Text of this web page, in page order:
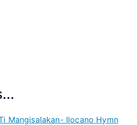
Mangisalakan- Ilocano Hymn